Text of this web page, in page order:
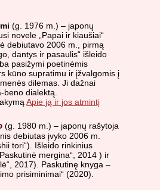
(g. 1976 m.) – japonų
novele „Papai ir kiaušiai“
debiutavo 2006 m., pirmą
dantys ir pasaulis“ išleido
pasižymi poetinėmis
kūno supratimu ir įžvalgomis į
dilemas. Ji dažnai
beno dialektą.
Apie ją ir jos atmintį
(g. 1980 m.) – japonų rašytoja
debiutas įvyko 2006 m.
tori“). Išleido rinkinius
mergina“, 2014 ) ir
2017). Paskutinę knyga –
prisiminimai“ (2020).